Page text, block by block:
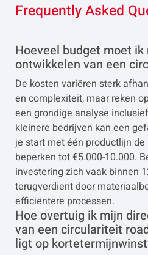
Frequently Asked
Hoeveel budget moet
ontwikkelen van een
De kosten variëren sterk
en complexiteit, maar reken
een grondige analyse
kleinere bedrijven kan een
je start met één productlijn
beperken tot €5.000-10.000.
investering zich vaak binnen
terugverdient door
efficiëntere processen.
Hoe overtuig ik mijn
van een circulariteit
ligt op